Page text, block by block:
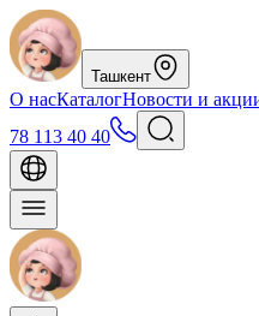
Ташкент
О насКаталогНовости и
78 113 40 40